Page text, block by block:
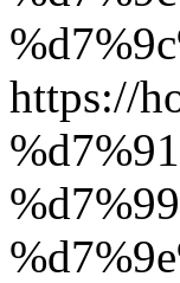
https://